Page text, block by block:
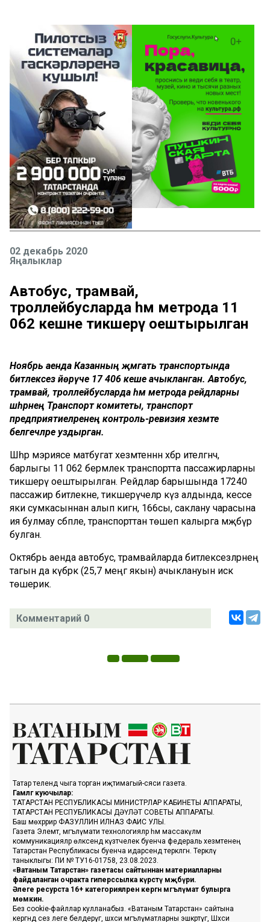
02 декабрь 2020
Яңалыклар
Автобус, трамвай,
троллейбусларда һәм метрода 11
062 кешне тикшерү оештырылган
Ноябрь аенда Казанның җәмәгать транспортында
битлексез йөрүче 17 406 кеше ачыкланган. Автобус,
трамвай, троллейбусларда һәм метрода рейдларны
шәһәрнең Транспорт комитеты, транспорт
предприятиеләренең контроль-ревизия хезмәте
белгечләре уздырган.
Шәһәр мэриясе матбугат хезмәтеннән хәбәр ителгәнчә,
барлыгы 11 062 берәмлек транспортта пассажирларны
тикшерү оештырылган. Рейдлар барышында 17240
пассажир битлекне, тикшерүчеләр күз алдында, кесәсе
яки сумкасыннан алып кигән, 166сы, саклану чарасына
ия булмау сәбәпле, транспорттан төшеп калырга мәҗбүр
булган.
Октябрь аенда автобус, трамвайларда битлексезләрнең
тагын да күбрәк (25,7 меңгә якын) ачыклануын искә
төшерик.
Комментарий 0
Татар телендә чыга торган иҗтимагый-сәяси газета.
Гамәлгә куючылар:
ТАТАРСТАН РЕСПУБЛИКАСЫ МИНИСТРЛАР КАБИНЕТЫ АППАРАТЫ,
ТАТАРСТАН РЕСПУБЛИКАСЫ ДӘҮЛӘТ СОВЕТЫ АППАРАТЫ.
Баш мөхәррир ФАЗУЛЛИН ИЛНАЗ ФАИС УЛЫ.
Газета Элемтә, мәгълүмати технологияләр һәм массакүләм
коммуникацияләр өлкәсендә күзәтчелек буенча федераль хезмәтенең
Татарстан Республикасы буенча идарәсендә теркәлгән. Теркәлү
таныклыгы: ПИ № ТУ16-01758, 23.08.2023.
«Ватаным Татарстан» газетасы сайтыннан материалларны
файдаланган очракта гиперссылка күрсәтү мәҗбүри.
Әлеге ресурста 16+ категорияләренә кергән мәгълүмат булырга
мөмкин.
Без cookie-файллар кулланабыз. «Ватаным Татарстан» сайтына
кергәндә сез әлеге белдерүгә, шәхси мәгълүматларны эшкәртүгә, Шәхси